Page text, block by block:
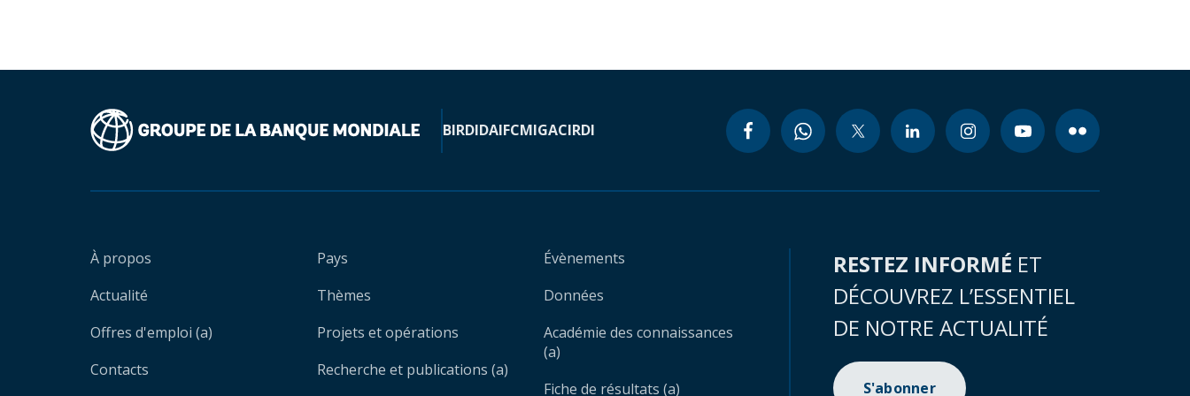
BIRDIDAIFCMIGACIRDI
À propos
Actualité
Offres d'emploi (a)
Contacts
Pays
Thèmes
Projets et opérations
Recherche et publications (a)
Évènements
Données
Académie des connaissances
(a)
Fiche de résultats (a)
RESTEZ INFORMÉ ET
DÉCOUVREZ L’ESSENTIEL
DE NOTRE ACTUALITÉ
S'abonner